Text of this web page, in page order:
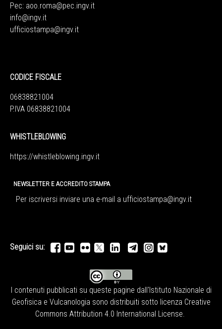
Pec: aoo.roma@pec.ingv.it
info@ingv.it
ufficiostampa@ingv.it
CODICE FISCALE
06838821004
P.IVA 06838821004
WHISTLEBLOWING
https://whistleblowing.ingv.it
NEWSLETTER E ACCREDITO STAMPA
Per iscriversi inviare una e-mail a ufficiostampa@ingv.it
Seguici su:
I contenuti pubblicati su queste pagine dall'Istituto Nazionale di
Geofisica e Vulcanologia sono distribuiti sotto licenza Creative
Commons Attribution 4.0 International License.